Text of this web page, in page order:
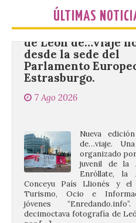
ÚLTIMAS
La decimoctava
de León de…viaje
desde la sede del
Parlamento
Estrasburgo.
7 Ago 2026
organizado
juvenil de la
Enróllate, la
Conceyu País Llionés y
Turismo, Ocio e
jóvenes
decimoctava fotografía de
nos […]